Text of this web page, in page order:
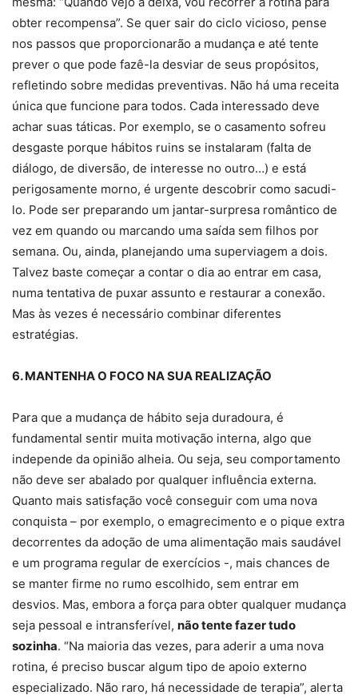
obter recompensa”. Se quer sair do ciclo vicioso, pense
nos passos que proporcionarão a mudança e até tente
prever o que pode fazê-la desviar de seus propósitos,
refletindo sobre medidas preventivas. Não há uma receita
única que funcione para todos. Cada interessado deve
achar suas táticas. Por exemplo, se o casamento sofreu
desgaste porque hábitos ruins se instalaram (falta de
diálogo, de diversão, de interesse no outro…) e está
perigosamente morno, é urgente descobrir como sacudi-
lo. Pode ser preparando um jantar-surpresa romântico de
vez em quando ou marcando uma saída sem filhos por
semana. Ou, ainda, planejando uma superviagem a dois.
Talvez baste começar a contar o dia ao entrar em casa,
numa tentativa de puxar assunto e restaurar a conexão.
Mas às vezes é necessário combinar diferentes
estratégias.
6. MANTENHA O FOCO NA SUA REALIZAÇÃO
Para que a mudança de hábito seja duradoura, é
fundamental sentir muita motivação interna, algo que
independe da opinião alheia. Ou seja, seu comportamento
não deve ser abalado por qualquer influência externa.
Quanto mais satisfação você conseguir com uma nova
conquista – por exemplo, o emagrecimento e o pique extra
decorrentes da adoção de uma alimentação mais saudável
e um programa regular de exercícios -, mais chances de
se manter firme no rumo escolhido, sem entrar em
desvios. Mas, embora a força para obter qualquer mudança
seja pessoal e intransferível, não tente fazer tudo
sozinha. “Na maioria das vezes, para aderir a uma nova
rotina, é preciso buscar algum tipo de apoio externo
especializado. Não raro, há necessidade de terapia”, alerta